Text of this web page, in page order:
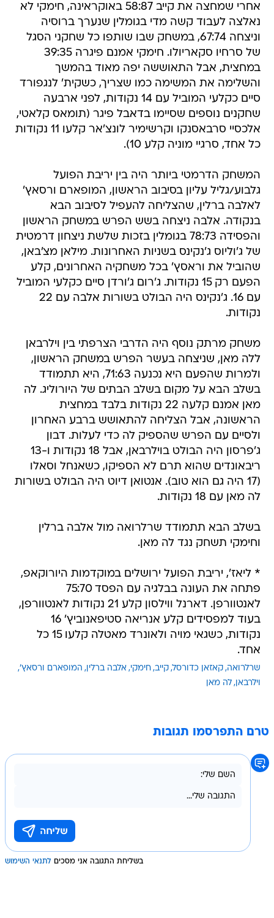
אחרי שמחצה את קייב 58:87 באוקראינה, חימקי לא
נאלצה לעבוד קשה מדי בגומלין שנערך ברוסיה
וניצחה 67:74, במשחק שבו שותפו כל שחקני הסגל
של סרחיו סקאריולו. חימקי אמנם פיגרה 39:35
במחצית, אבל התאוששה יפה מאוד בהמשך
והשלימה את המשימה כמו שצריך, כשקית' לנגפורד
סיים כקלעי המוביל עם 14 נקודות, לפני ארבעה
שחקנים נוספים שסיימו בדאבל פיגר (תומאס קלאטי,
אלכסיי סרבאסנקו וקרשימיר לונצ'אר קלעו 11 נקודות
כל אחד, סרגיי מוניה קלע 10).
המשחק הדרמטי ביותר היה בין יריבת הפועל
גלבוע/גליל עליון בסיבוב הראשון, המופארם ורסאץ'
לאלבה ברלין, שהצליחה להעפיל לסיבוב הבא
בנקודה. אלבה ניצחה בשש הפרש במשחק הראשון
והפסידה 78:73 בגומלין בזכות שלשת ניצחון דרמטית
של ג'וליוס ג'נקינס בשניות האחרונות. מילאן מצ'באן,
שהוביל את וראסץ' בכל משחקיה האחרונים, קלע
הפעם רק 15 נקודות. ג'רום ג'ורדן סיים כקלעי המוביל
עם 16. ג'נקינס היה הבולט בשורות אלבה עם 22
נקודות.
משחק מרתק נוסף היה הדרבי הצרפתי בין וילרבאן
ללה מאן, שניצחה בעשר הפרש במשחק הראשון,
ולמרות שהפעם היא נכנעה 71:63, היא תתמודד
בשלב הבא על מקום בשלב הבתים של היורוליג. לה
מאן אמנם קלעה 22 נקודות בלבד במחצית
הראשונה, אבל הצליחה להתאושש ברבע האחרון
ולסיים עם הפרש שהספיק לה כדי לעלות. דבון
ג'פרסון היה הבולט בוילרבאן, אבל 18 נקודות ו-13
ריבאונדים שהוא תרם לא הספיקו, כשאנחל וסאלו
(17 היה גם הוא טוב). אנטואן דיוט היה הבולט בשורות
לה מאן עם 18 נקודות.
בשלב הבא תתמודד שרלרואה מול אלבה ברלין
וחימקי תשחק נגד לה מאן.
* ליאז', יריבת הפועל ירושלים במוקדמות היורוקאפ,
פתחה את העונה בבלגיה עם הפסד 75:70
לאנטוורפן. דארנל ווילסון קלע 21 נקודות לאנטוורפן,
בעוד למפסידים קלע אנריאה סטיפאנוביץ' 16
נקודות, כשגאי מויה ולאונרד מאטלה קלעו 15 כל
אחד.
שרלרואה קאזאן כדורסל קייב חימקי אלבה ברלין המופארם ורסאץ'
וילרבאן לה מאן
טרם התפרסמו תגובות
בשליחת התגובה אני מסכים לתנאי השימוש